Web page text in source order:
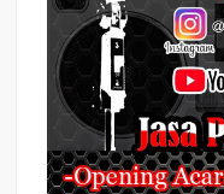
Dapat
Rejeki
Mobil
Kijang
Innova